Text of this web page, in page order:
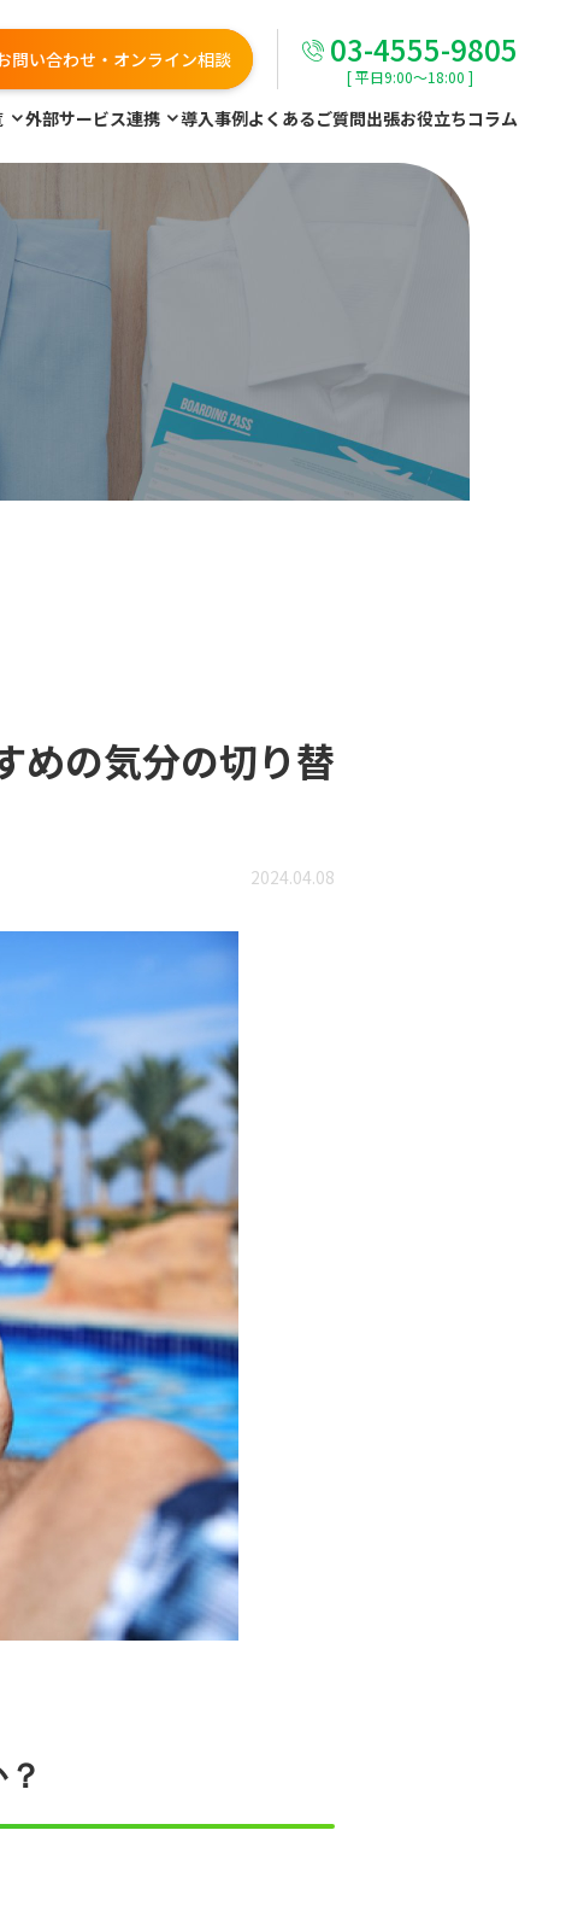
問い合わせ・オンライン相談 03-4555-9805
[ 平日9:00～18:00 ]
外部サービス連携 導入事例よくあるご質問出張お役立ちコラム
めの気分の切り替
2024.04.08